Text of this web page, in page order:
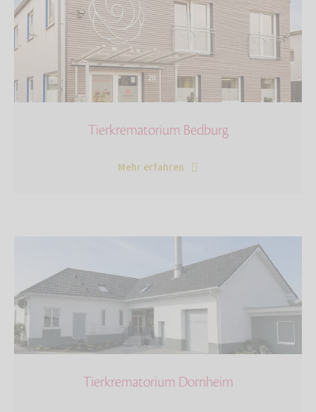
Tierkrematorium Bedburg
Mehr erfahren
Tierkrematorium Dornheim